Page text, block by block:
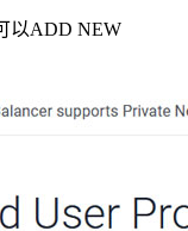
以ADD NEW